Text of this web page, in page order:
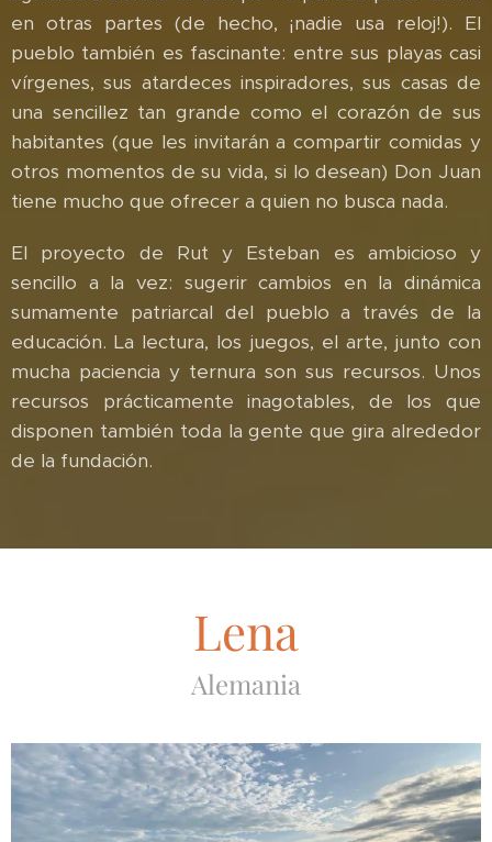
en otras partes (de hecho, ¡nadie usa reloj!). El
pueblo también es fascinante: entre sus playas casi
vírgenes, sus atardeces inspiradores, sus casas de
una sencillez tan grande como el corazón de sus
habitantes (que les invitarán a compartir comidas y
otros momentos de su vida, si lo desean) Don Juan
tiene mucho que ofrecer a quien no busca nada.
El proyecto de Rut y Esteban es ambicioso y
sencillo a la vez: sugerir cambios en la dinámica
sumamente patriarcal del pueblo a través de la
educación. La lectura, los juegos, el arte, junto con
mucha paciencia y ternura son sus recursos. Unos
recursos prácticamente inagotables, de los que
disponen también toda la gente que gira alrededor
de la fundación.
Lena
Alemania